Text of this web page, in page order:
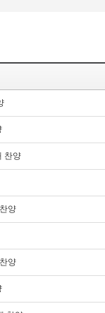
찬양
양
양